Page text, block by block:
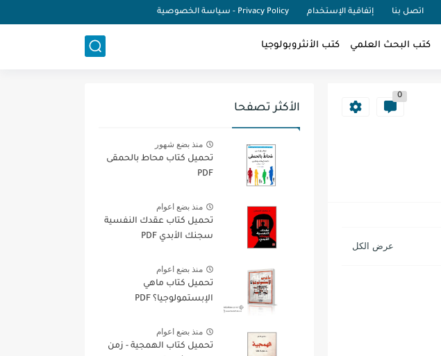
اتصل بنا إتفاقية الإستخدام Privacy Policy - سياسة الخصوصية
كتب البحث العلمي كتب الأنثروبولوجيا
0
الأكثر تصفحا
منذ بضع شهور
تحميل كتاب محاط بالحمقى
PDF
منذ بضع اعوام
تحميل كتاب عقدك النفسية
سجنك الأبدي PDF
منذ بضع اعوام
تحميل كتاب ماهي
الإبستمولوجيا؟ PDF
منذ بضع اعوام
تحميل كتاب الهمجية - زمن